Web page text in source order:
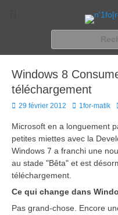
Pour les nymphos d'infos en
Windows 8
téléchargement
Posted
29 février 2012 Author
1for-matik
Microsoft en a longuement
petites miettes avec la
Windows 7 a franchi une
au stade "Bêta" et est
téléchargement.
Ce qui change dans
Pas grand-chose. Encore